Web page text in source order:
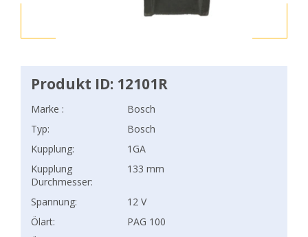
Produkt ID: 12101R
Marke :
Bosch
Typ:
Bosch
Kupplung:
1GA
Kupplung
Durchmesser:
133 mm
Spannung:
12 V
Ölart:
PAG 100